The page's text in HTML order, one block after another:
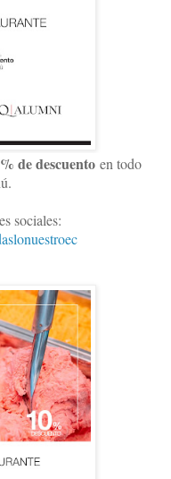
% de descuento en todo
sociales: